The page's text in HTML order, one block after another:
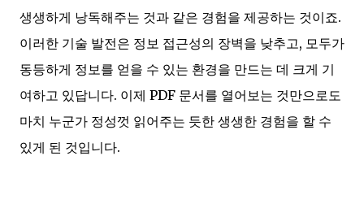
생생하게 낭독해주는 것과 같은 경험을 제공하는 것이죠.
이러한 기술 발전은 정보 접근성의 장벽을 낮추고, 모두가
동등하게 정보를 얻을 수 있는 환경을 만드는 데 크게 기
여하고 있답니다. 이제 PDF 문서를 열어보는 것만으로도
마치 누군가 정성껏 읽어주는 듯한 생생한 경험을 할 수
있게 된 것입니다.